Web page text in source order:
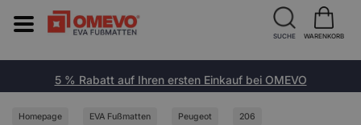
5 % Rabatt auf Ihren ersten Einkauf bei OMEVO
Homepage EVA Fußmatten Peugeot 206
SUCHE WARENKORB